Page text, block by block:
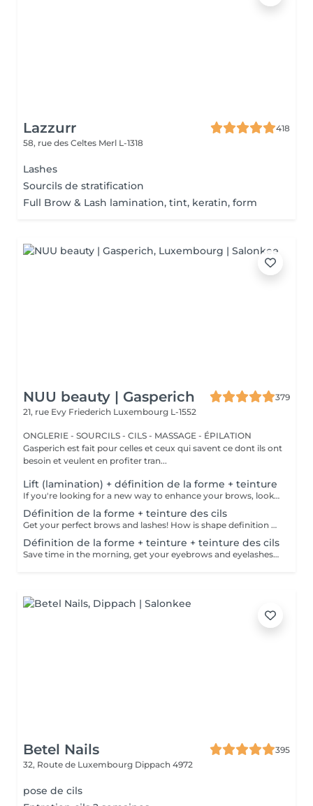
Lazzurr
418
58, rue des Celtes Merl L-1318
Lashes
Sourcils de stratification
Full Brow & Lash lamination, tint, keratin, form
NUU beauty | Gasperich
379
21, rue Evy Friederich Luxembourg L-1552
ONGLERIE - SOURCILS - CILS - MASSAGE - ÉPILATION
Gasperich est fait pour celles et ceux qui savent ce dont ils ont
besoin et veulent en profiter tran...
Lift (lamination) + définition de la forme + teinture
If you're looking for a new way to enhance your brows, look no further than brow lift! During the process, the specialist covers the hairs with special compositions for long-term styling and fixation. Eyebrow lamination is accompanied by coloring. As a result, the eyebrows become bright, neat and well-groomed, and the desired shape remains unchanged for a long time. How is the brow lift done? - consultation (to discuss perfect form and colour) - preparation (brows are washed and marked) - brow style is applied to the brows - brow set is applied the brows - tweezing (excess hair are with tweezers) - tinting (paint or henna is applied) - products are removed from the brows - antiseptic and cream are applied - brows are brushed into their desired position Age restrictions: recommended to do from 16 years. Post procedure recommendations: do not wash brows, do not go to sauna, do not put on makeup for 24 hours. Frequency: once in 6-8 weeks.
Définition de la forme + teinture des cils
Get your perfect brows and lashes! How is shape definition + lash tinting done? - consultation is performed - brows are washed - excess hair is removed with wax - excess hair is removed with tweezers - brows are styled - lashes are washed - patches are applied - tinting is performed - patches are removed Age restrictions: recommended to do from 12 years. Post procedure recommendations: do not put makeup on the skin near the brows 4 hours after the procedure. Frequency: once in 3-4 weeks.
Définition de la forme + teinture + teinture des cils
Save time in the morning, get your eyebrows and eyelashes done! How is the shape definition + tinting + lash tinting done? - consultation is performed - brows are washed - excess hair is removed with wax - excess hair is removed with tweezers - tinting is performed - excess paint is removed - lashes are washed - patches are applied - tinting is performed - patches are removed Age restrictions: recommended age from 14 years. Post procedure recommendations: do not wash brows and lashes, do not put on makeup for 12 hours. Frequency: once in 3-4 weeks.
Betel Nails
395
32, Route de Luxembourg Dippach 4972
pose de cils